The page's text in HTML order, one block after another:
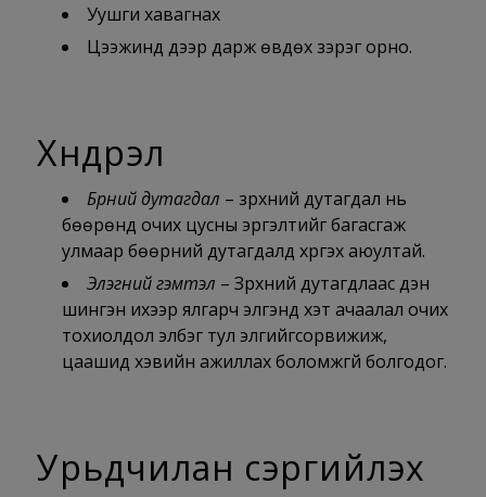
Уушги хавагнах
Цээжинд дээр дарж өвдөх зэрэг орно.
Хүндрэл
Бөөрний дутагдал – зүрхний дутагдал нь
бөөрөнд очих цусны эргэлтийг багасгаж
улмаар бөөрний дутагдалд хүргэх аюултай.
Элэгний гэмтэл – Зүрхний дутагдлаас үүдэн
шингэн ихээр ялгарч элгэнд хэт ачаалал очих
тохиолдол элбэг тул элгийгсорвижиж,
цаашид хэвийн ажиллах боломжгүй болгодог.
Урьдчилан сэргийлэх